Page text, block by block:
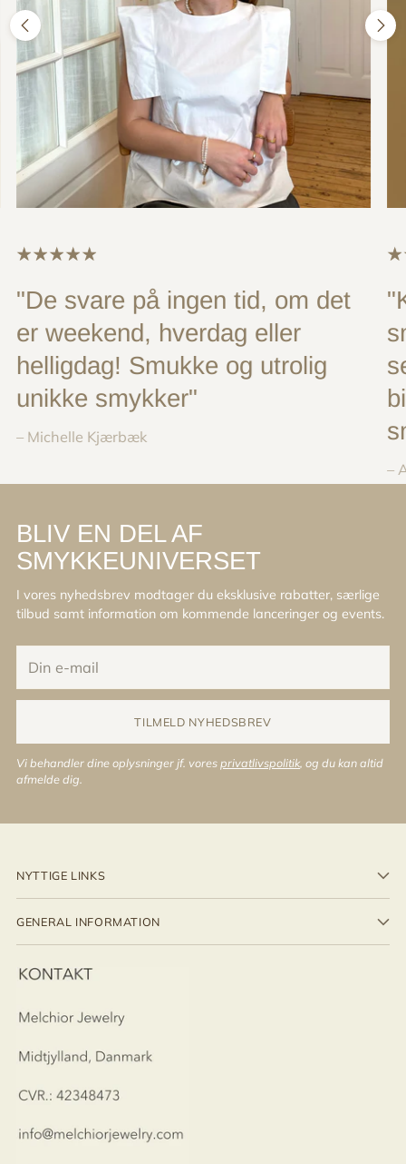
"De svare på ingen tid, om det
er weekend, hverdag eller
helligdag! Smukke og utrolig
unikke smykker"
– Michelle Kjærbæk
–
BLIV EN DEL AF
SMYKKEUNIVERSET
I vores nyhedsbrev modtager du eksklusive rabatter, særlige
tilbud samt information om kommende lanceringer og events.
e-
mail
TILMELD NYHEDSBREV
Vi behandler dine oplysninger jf. voresprivatlivspolitik , og du kan altid
afmelde dig.
NYTTIGE LINKS
GENERAL INFORMATION